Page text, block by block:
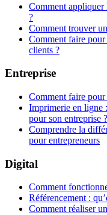
Comment appliquer
?
Comment trouver
Comment faire
clients ?
Entreprise
Comment faire pour
Imprimerie en ligne
pour son entreprise ?
Comprendre la
pour entrepreneurs
Digital
Comment
Référencement :
Comment réaliser